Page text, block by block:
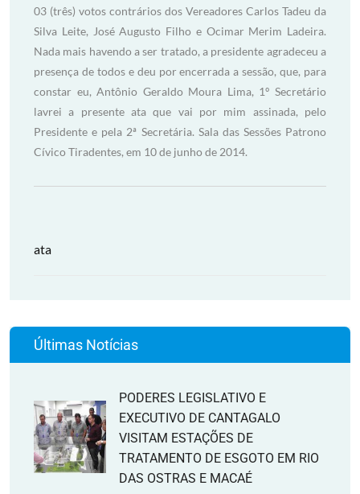
ata
Últimas Notícias
PODERES LEGISLATIVO E
EXECUTIVO DE CANTAGALO
VISITAM ESTAÇÕES DE
TRATAMENTO DE ESGOTO EM RIO
DAS OSTRAS E MACAÉ